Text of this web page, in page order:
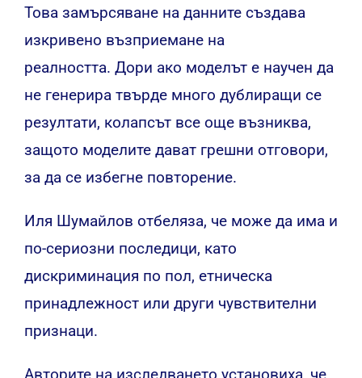
Това замърсяване на данните създава
изкривено възприемане на
реалността. Дори ако моделът е научен да
не генерира твърде много дублиращи се
резултати, колапсът все още възниква,
защото моделите дават грешни отговори,
за да се избегне повторение.
Иля Шумайлов отбеляза, че може да има и
по-сериозни последици, като
дискриминация по пол, етническа
принадлежност или други чувствителни
признаци.
Авторите на изследването установиха, че